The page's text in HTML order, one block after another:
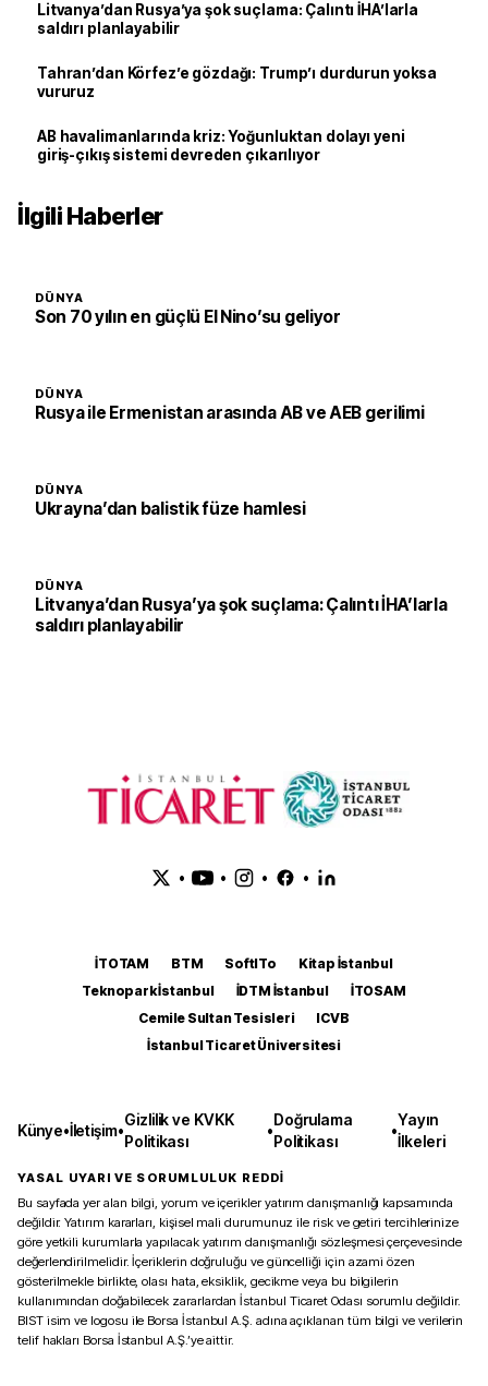
Litvanya’dan Rusya’ya şok suçlama: Çalıntı İHA’larla
saldırı planlayabilir
Tahran’dan Körfez’e gözdağı: Trump’ı durdurun yoksa
vururuz
AB havalimanlarında kriz: Yoğunluktan dolayı yeni
giriş-çıkış sistemi devreden çıkarılıyor
İlgili Haberler
DÜNYA
Son 70 yılın en güçlü El Nino’su geliyor
DÜNYA
Rusya ile Ermenistan arasında AB ve AEB gerilimi
DÜNYA
Ukrayna’dan balistik füze hamlesi
DÜNYA
Litvanya’dan Rusya’ya şok suçlama: Çalıntı İHA’larla
saldırı planlayabilir
• • • •
İTOTAM BTM SoftITo
Kitap İstanbul
Teknopark İstanbul
İDTM İstanbul
İTOSAM
Cemile Sultan Tesisleri
ICVB
İstanbul Ticaret Üniversitesi
Künye•İletişim•
Gizlilik ve KVKK
Politikası
•
Doğrulama
Politikası
•
Yayın
İlkeleri
YASAL UYARI VE SORUMLULUK REDDİ
Bu sayfada yer alan bilgi, yorum ve içerikler yatırım danışmanlığı kapsamında
değildir. Yatırım kararları, kişisel mali durumunuz ile risk ve getiri tercihlerinize
göre yetkili kurumlarla yapılacak yatırım danışmanlığı sözleşmesi çerçevesinde
değerlendirilmelidir. İçeriklerin doğruluğu ve güncelliği için azami özen
gösterilmekle birlikte, olası hata, eksiklik, gecikme veya bu bilgilerin
kullanımından doğabilecek zararlardan İstanbul Ticaret Odası sorumlu değildir.
BIST isim ve logosu ile Borsa İstanbul A.Ş. adına açıklanan tüm bilgi ve verilerin
telif hakları Borsa İstanbul A.Ş.’ye aittir.